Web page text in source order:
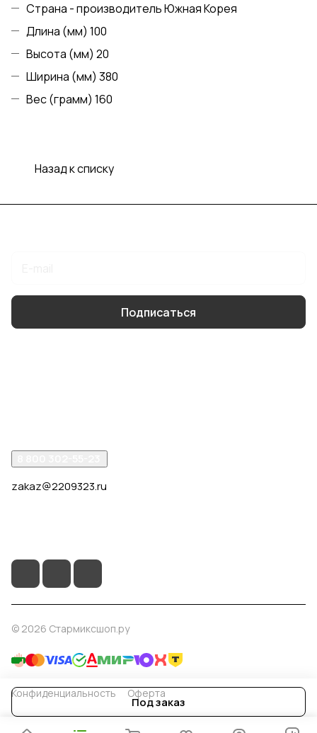
Под заказ
Страна - производитель Южная Корея
Длина (мм) 100
Высота (мм) 20
Ширина (мм) 380
Вес (грамм) 160
Назад к списку
Подписаться
zakaz@2209323.ru
© 2026 Стармиксшоп.ру
Конфиденциальность Оферта